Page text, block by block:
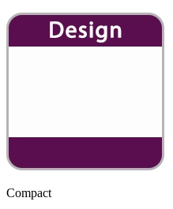
Compact